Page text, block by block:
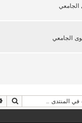
الجامعي
الجامعي